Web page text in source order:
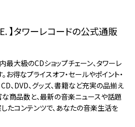
】タワーレコードの公式通販
最大級のCDショップチェーン、タワーレ
お得なプライスオフ・セールやポイント・
、DVD、グッズ、書籍など充実の品揃え
商品数と、最新の音楽ニュースや話題
たコンテンツで、あなたの音楽生活を